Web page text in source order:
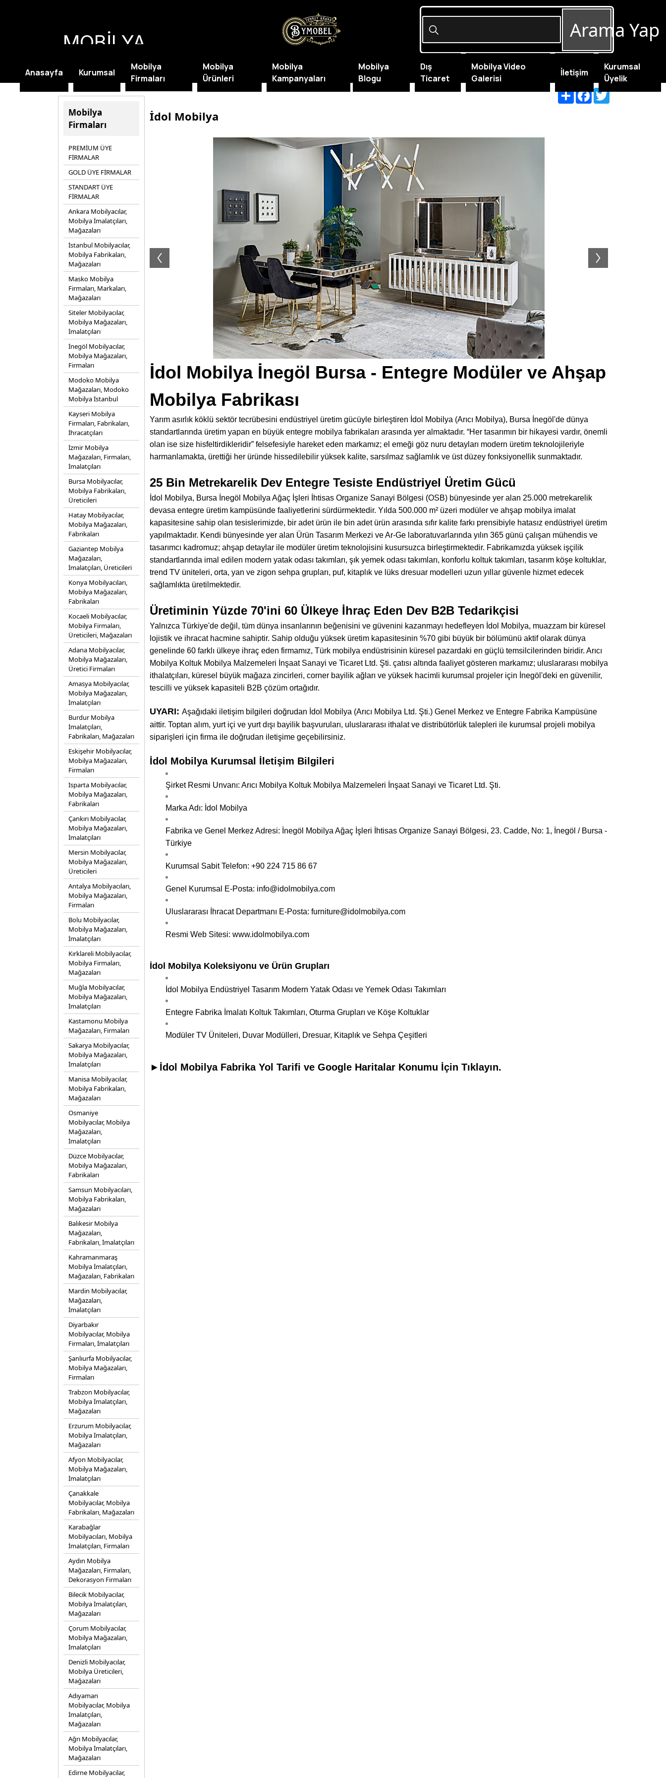
Mobilya
Firmaları
PREMİUM ÜYE
FİRMALAR
GOLD ÜYE FİRMALAR
STANDART ÜYE
FİRMALAR
Ankara Mobilyacılar,
Mobilya İmalatçıları,
Mağazaları
İstanbul Mobilyacılar,
Mobilya Fabrikaları,
Mağazaları
Masko Mobilya
Firmaları, Markaları,
Mağazaları
Siteler Mobilyacılar,
Mobilya Mağazaları,
İmalatçıları
İnegöl Mobilyacılar,
Mobilya Mağazaları,
Firmaları
Modoko Mobilya
Mağazaları, Modoko
Mobilya İstanbul
Kayseri Mobilya
Firmaları, Fabrikaları,
İhracatçıları
İzmir Mobilya
Mağazaları, Firmaları,
İmalatçıları
Bursa Mobilyacılar,
Mobilya Fabrikaları,
Üreticileri
Hatay Mobilyacılar,
Mobilya Mağazaları,
Fabrikaları
Gaziantep Mobilya
Mağazaları,
İmalatçıları, Üreticileri
Konya Mobilyacıları,
Mobilya Mağazaları,
Fabrikaları
Kocaeli Mobilyacılar,
Mobilya Firmaları,
Üreticileri, Mağazaları
Adana Mobilyacılar,
Mobilya Mağazaları,
Üretici Firmaları
Amasya Mobilyacılar,
Mobilya Mağazaları,
İmalatçıları
Burdur Mobilya
İmalatçıları,
Fabrikaları, Mağazaları
Eskişehir Mobilyacılar,
Mobilya Mağazaları,
Firmaları
Isparta Mobilyacılar,
Mobilya Mağazaları,
Fabrikaları
Çankırı Mobilyacılar,
Mobilya Mağazaları,
İmalatçıları
Mersin Mobilyacılar,
Mobilya Mağazaları,
Üreticileri
Antalya Mobilyacıları,
Mobilya Mağazaları,
Firmaları
Bolu Mobilyacılar,
Mobilya Mağazaları,
İmalatçıları
Kırklareli Mobilyacılar,
Mobilya Firmaları,
Mağazaları
Muğla Mobilyacılar,
Mobilya Mağazaları,
İmalatçıları
Kastamonu Mobilya
Mağazaları, Firmaları
Sakarya Mobilyacılar,
Mobilya Mağazaları,
İmalatçıları
Manisa Mobilyacılar,
Mobilya Fabrikaları,
Mağazaları
Osmaniye
Mobilyacılar, Mobilya
Mağazaları,
İmalatçıları
Düzce Mobilyacılar,
Mobilya Mağazaları,
Fabrikaları
Samsun Mobilyacıları,
Mobilya Fabrikaları,
Mağazaları
Balıkesir Mobilya
Mağazaları,
Fabrikaları, İmalatçıları
Kahramanmaraş
Mobilya İmalatçıları,
Mağazaları, Fabrikaları
Mardin Mobilyacılar,
Mağazaları,
İmalatçıları
Diyarbakır
Mobilyacılar, Mobilya
Firmaları, İmalatçıları
Şanlıurfa Mobilyacılar,
Mobilya Mağazaları,
Firmaları
Trabzon Mobilyacılar,
Mobilya İmalatçıları,
Mağazaları
Erzurum Mobilyacılar,
Mobilya İmalatçıları,
Mağazaları
Afyon Mobilyacılar,
Mobilya Mağazaları,
İmalatçıları
Çanakkale
Mobilyacılar, Mobilya
Fabrikaları, Mağazaları
Karabağlar
Mobilyacıları, Mobilya
İmalatçıları, Firmaları
Aydın Mobilya
Mağazaları, Firmaları,
Dekorasyon Firmaları
Bilecik Mobilyacılar,
Mobilya İmalatçıları,
Mağazaları
Çorum Mobilyacılar,
Mobilya Mağazaları,
İmalatçıları
Denizli Mobilyacılar,
Mobilya Üreticileri,
Mağazaları
Adıyaman
Mobilyacılar, Mobilya
İmalatçıları,
Mağazaları
Ağrı Mobilyacılar,
Mobilya İmalatçıları,
Mağazaları
Edirne Mobilyacilar,
İdol Mobilya
İdol Mobilya İnegöl Bursa - Entegre Modüler ve Ahşap
Mobilya Fabrikası
Yarım asırlık köklü sektör tecrübesini endüstriyel üretim gücüyle birleştiren İdol Mobilya (Arıcı Mobilya), Bursa İnegöl'de dünya
standartlarında üretim yapan en büyük entegre mobilya fabrikaları arasında yer almaktadır. “Her tasarımın bir hikayesi vardır, önemli
olan ise size hisfeltirdikleridir” felsefesiyle hareket eden markamız; el emeği göz nuru detayları modern üretim teknolojileriyle
harmanlamakta, ürettiği her üründe hissedilebilir yüksek kalite, sarsılmaz sağlamlık ve üst düzey fonksiyonellik sunmaktadır.
25 Bin Metrekarelik Dev Entegre Tesiste Endüstriyel Üretim Gücü
İdol Mobilya, Bursa İnegöl Mobilya Ağaç İşleri İhtisas Organize Sanayi Bölgesi (OSB) bünyesinde yer alan 25.000 metrekarelik
devasa entegre üretim kampüsünde faaliyetlerini sürdürmektedir. Yılda 500.000 m² üzeri modüler ve ahşap mobilya imalat
kapasitesine sahip olan tesislerimizde, bir adet ürün ile bin adet ürün arasında sıfır kalite farkı prensibiyle hatasız endüstriyel üretim
yapılmaktadır. Kendi bünyesinde yer alan Ürün Tasarım Merkezi ve Ar-Ge laboratuvarlarında yılın 365 günü çalışan mühendis ve
tasarımcı kadromuz; ahşap detaylar ile modüler üretim teknolojisini kusursuzca birleştirmektedir. Fabrikamızda yüksek işçilik
standartlarında imal edilen modern yatak odası takımları, şık yemek odası takımları, konforlu koltuk takımları, tasarım köşe koltuklar,
trend TV üniteleri, orta, yan ve zigon sehpa grupları, puf, kitaplık ve lüks dresuar modelleri uzun yıllar güvenle hizmet edecek
sağlamlıkta üretilmektedir.
Üretiminin Yüzde 70'ini 60 Ülkeye İhraç Eden Dev B2B Tedarikçisi
Yalnızca Türkiye'de değil, tüm dünya insanlarının beğenisini ve güvenini kazanmayı hedefleyen İdol Mobilya, muazzam bir küresel
lojistik ve ihracat hacmine sahiptir. Sahip olduğu yüksek üretim kapasitesinin %70 gibi büyük bir bölümünü aktif olarak dünya
genelinde 60 farklı ülkeye ihraç eden firmamız, Türk mobilya endüstrisinin küresel pazardaki en güçlü temsilcilerinden biridir. Arıcı
Mobilya Koltuk Mobilya Malzemeleri İnşaat Sanayi ve Ticaret Ltd. Şti. çatısı altında faaliyet gösteren markamız; uluslararası mobilya
ithalatçıları, küresel büyük mağaza zincirleri, corner bayilik ağları ve yüksek hacimli kurumsal projeler için İnegöl'deki en güvenilir,
tescilli ve yüksek kapasiteli B2B çözüm ortağıdır.
UYARI: Aşağıdaki iletişim bilgileri doğrudan İdol Mobilya (Arıcı Mobilya Ltd. Şti.) Genel Merkez ve Entegre Fabrika Kampüsüne
aittir. Toptan alım, yurt içi ve yurt dışı bayilik başvuruları, uluslararası ithalat ve distribütörlük talepleri ile kurumsal projeli mobilya
siparişleri için firma ile doğrudan iletişime geçebilirsiniz.
İdol Mobilya Kurumsal İletişim Bilgileri
Şirket Resmi Unvanı: Arıcı Mobilya Koltuk Mobilya Malzemeleri İnşaat Sanayi ve Ticaret Ltd. Şti.
Marka Adı: İdol Mobilya
Fabrika ve Genel Merkez Adresi: İnegöl Mobilya Ağaç İşleri İhtisas Organize Sanayi Bölgesi, 23. Cadde, No: 1, İnegöl / Bursa -
Türkiye
Kurumsal Sabit Telefon: +90 224 715 86 67
Genel Kurumsal E-Posta: info@idolmobilya.com
Uluslararası İhracat Departmanı E-Posta: furniture@idolmobilya.com
Resmi Web Sitesi: www.idolmobilya.com
İdol Mobilya Koleksiyonu ve Ürün Grupları
İdol Mobilya Endüstriyel Tasarım Modern Yatak Odası ve Yemek Odası Takımları
Entegre Fabrika İmalatı Koltuk Takımları, Oturma Grupları ve Köşe Koltuklar
Modüler TV Üniteleri, Duvar Modülleri, Dresuar, Kitaplık ve Sehpa Çeşitleri
►İdol Mobilya Fabrika Yol Tarifi ve Google Haritalar Konumu İçin Tıklayın.
ShareFacebook
Twitter
MOBİLYA
KAMPANYALARI
Arama Yap
Anasayfa Kurumsal
Mobilya
Firmaları
Mobilya
Ürünleri
Mobilya
Kampanyaları
Mobilya
Blogu
Dış
Ticaret
Mobilya Video
Galerisi
İletişim
Kurumsal
Üyelik